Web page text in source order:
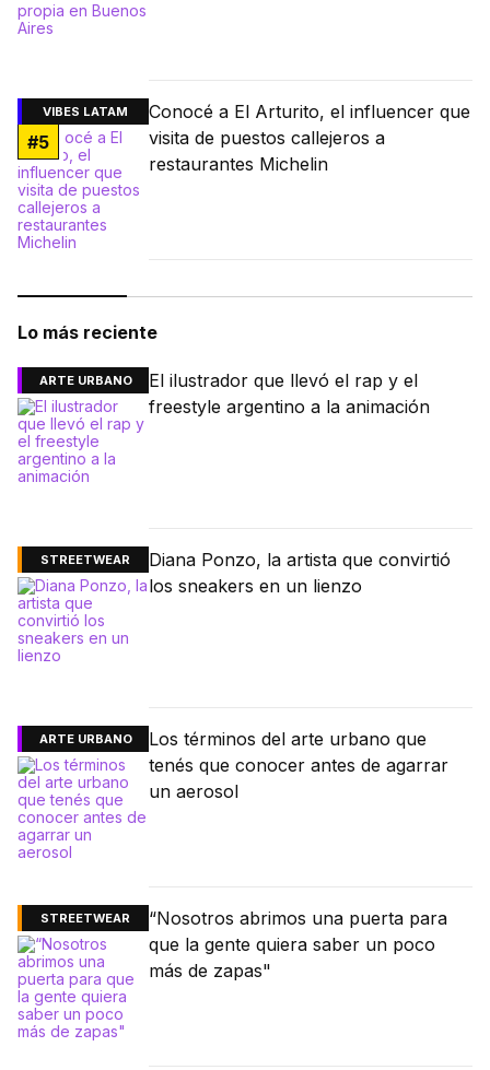
VIBES LATAM
#5
Conocé a El Arturito, el influencer que
visita de puestos callejeros a
restaurantes Michelin
Lo más reciente
ARTE URBANO
El ilustrador que llevó el rap y el
freestyle argentino a la animación
STREETWEAR
Diana Ponzo, la artista que convirtió
los sneakers en un lienzo
ARTE URBANO
Los términos del arte urbano que
tenés que conocer antes de agarrar
un aerosol
STREETWEAR
“Nosotros abrimos una puerta para
que la gente quiera saber un poco
más de zapas"